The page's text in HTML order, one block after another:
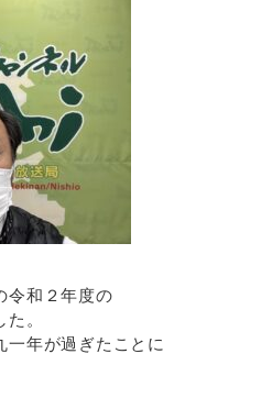
令和２年度の
。
一年が過ぎたことに